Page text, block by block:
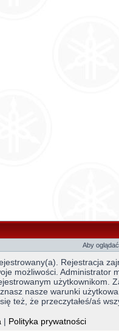
Aby
Rejestracja
możliwości. Administrator
użytkownikom.
nasze warunki
też, że przeczytałeś/aś
| Polityka prywatności